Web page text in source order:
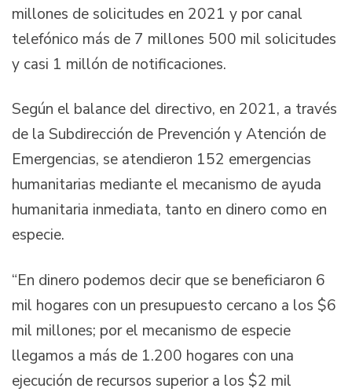
millones de solicitudes en 2021 y por canal
telefónico más de 7 millones 500 mil solicitudes
y casi 1 millón de notificaciones.
Según el balance del directivo, en 2021, a través
de la Subdirección de Prevención y Atención de
Emergencias, se atendieron 152 emergencias
humanitarias mediante el mecanismo de ayuda
humanitaria inmediata, tanto en dinero como en
especie.
“En dinero podemos decir que se beneficiaron 6
mil hogares con un presupuesto cercano a los $6
mil millones; por el mecanismo de especie
llegamos a más de 1.200 hogares con una
ejecución de recursos superior a los $2 mil